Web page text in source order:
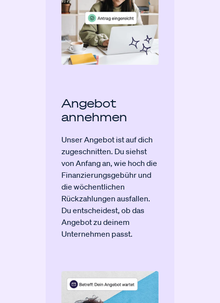
Angebot
annehmen
Unser Angebot ist auf dich
zugeschnitten. Du siehst
von Anfang an, wie hoch die
Finanzierungsgebühr und
die wöchentlichen
Rückzahlungen ausfallen.
Du entscheidest, ob das
Angebot zu deinem
Unternehmen passt.